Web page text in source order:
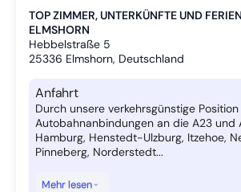
TOP ZIMMER, UNTERKÜNFTE UND
ELMSHORN
Hebbelstraße 5
25336 Elmshorn, Deutschland
Anfahrt
Durch unsere verkehrsgünstige
Autobahnanbindungen an die A23 und
Hamburg, Henstedt-Ulzburg, Itzehoe,
Pinneberg, Norderstedt...
Mehr lesen